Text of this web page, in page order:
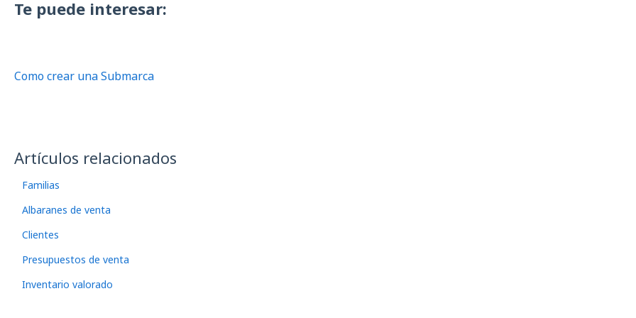
Te puede interesar:
Como crear una Submarca
Artículos relacionados
Familias
Albaranes de venta
Clientes
Presupuestos de venta
Inventario valorado